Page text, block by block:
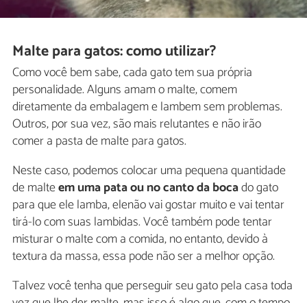
Malte para gatos: como utilizar?
Como você bem sabe, cada gato tem sua própria
personalidade. Alguns amam o malte, comem
diretamente da embalagem e lambem sem problemas.
Outros, por sua vez, são mais relutantes e não irão
comer a pasta de malte para gatos.
Neste caso, podemos colocar uma pequena quantidade
de malteem uma pata ou no canto da bocado gato
para que ele lamba, elenão vai gostar muito e vai tentar
tirá-lo com suas lambidas. Você também pode tentar
misturar o malte com a comida, no entanto, devido à
textura da massa, essa pode não ser a melhor opção.
Talvez você tenha que perseguir seu gato pela casa toda